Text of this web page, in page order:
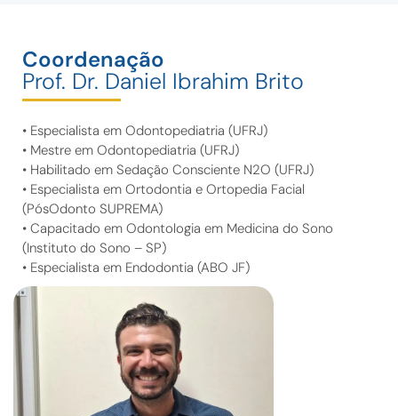
Coordenação
Prof. Dr. Daniel Ibrahim Brito
• Especialista em Odontopediatria (UFRJ)
• Mestre em Odontopediatria (UFRJ)
• Habilitado em Sedação Consciente N2O (UFRJ)
• Especialista em Ortodontia e Ortopedia Facial
(PósOdonto SUPREMA)
• Capacitado em Odontologia em Medicina do Sono
(Instituto do Sono – SP)
• Especialista em Endodontia (ABO JF)